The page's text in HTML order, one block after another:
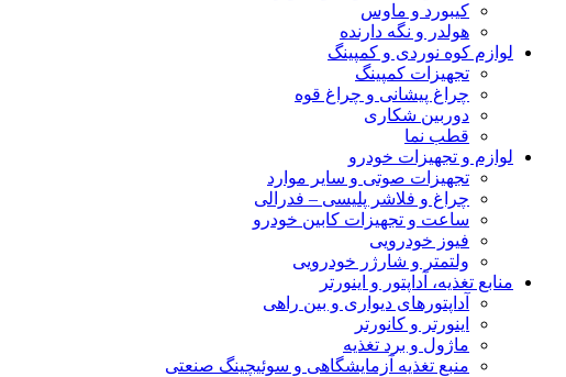
کیبورد و ماوس
هولدر و نگه دارنده
لوازم کوه نوردی و کمپینگ
تجهیزات کمپینگ
چراغ پیشانی و چراغ قوه
دوربین شکاری
قطب نما
لوازم و تجهیزات خودرو
تجهیزات صوتی و سایر موارد
چراغ و فلاشر پلیسی – فدرالی
ساعت و تجهیزات کابین خودرو
فیوز خودرویی
ولتمتر و شارژر خودرویی
منابع تغذیه، آداپتور و اینورتر
آداپتورهای دیواری و بین راهی
اینورتر و کانورتر
ماژول و برد تغذیه
منبع تغذیه آزمایشگاهی و سوئیچینگ صنعتی